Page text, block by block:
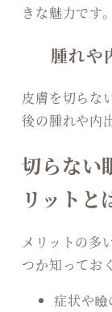
きな魅力です。
腫れや
皮膚を切らな
後の腫れや内
切らない
リットと
メリットの多
つか知ってお
症状や瞼